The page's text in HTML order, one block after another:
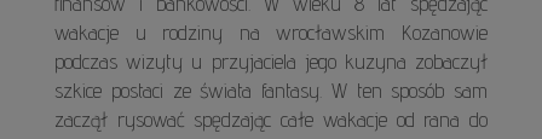
wakacje u rodziny na wrocławskim Kozanowie
podczas wizyty u przyjaciela jego kuzyna zobaczył
szkice postaci ze świata fantasy. W ten sposób sam
zaczął rysować spędzając całe wakacje od rana do